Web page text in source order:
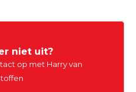
niet uit?
op met Harry van